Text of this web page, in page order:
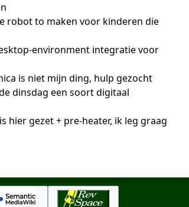
robot to maken voor kinderen die
environment integratie voor
is niet mijn ding, hulp gezocht
dinsdag een soort digitaal
hier gezet + pre-heater, ik leg graag